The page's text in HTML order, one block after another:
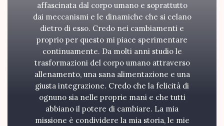
affascinata dal corpo umano e soprattutto
dai meccanismi e le dinamiche che si celano
dietro di esso. Credo nei cambiamenti e
proprio per questo mi piace sperimentare
continuamente. Da molti anni studio le
trasformazioni del corpo umano attraverso
allenamento, una sana alimentazione e una
giusta integrazione. Credo che la felicità di
ognuno sia nelle proprie mani e che tutti
abbiano il potere di cambiare. La mia
missione è condividere la mia storia, le mie